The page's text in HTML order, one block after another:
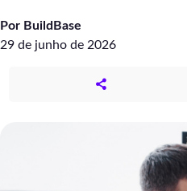
Por BuildBase
29 de junho de 2026